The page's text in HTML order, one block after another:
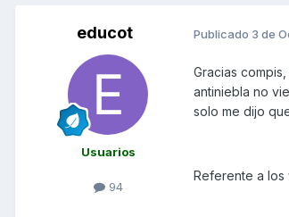
educot
Usuarios
94
Publicado 3 de
Gracias
antiniebla no
solo me dijo
Referente a los